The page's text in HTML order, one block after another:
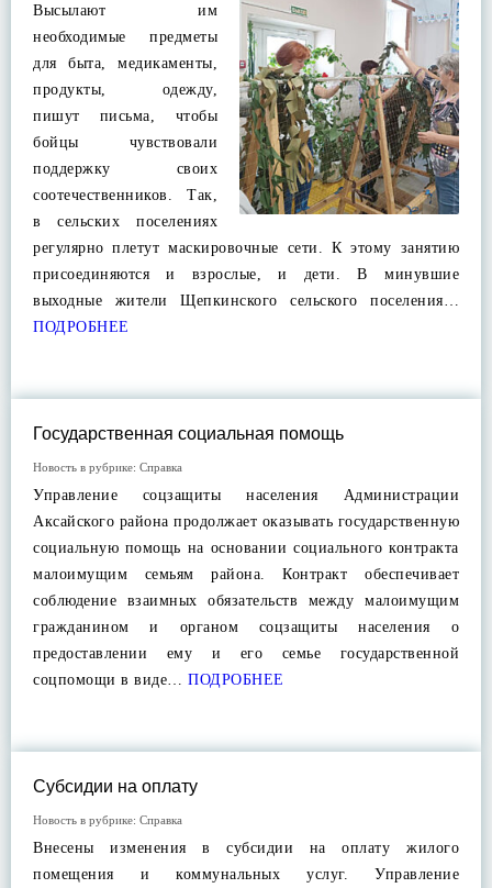
Высылают им
необходимые предметы
для быта, медикаменты,
продукты, одежду,
пишут письма, чтобы
бойцы чувствовали
поддержку своих
соотечественников. Так,
в сельских поселениях
регулярно плетут маскировочные сети. К этому занятию
присоединяются и взрослые, и дети. В минувшие
выходные жители Щепкинского сельского поселения…
ПОДРОБНЕЕ
Государственная социальная помощь
Новость в рубрике: Справка
Управление соцзащиты населения Администрации
Аксайского района продолжает оказывать государственную
социальную помощь на основании социального контракта
малоимущим семьям района. Контракт обеспечивает
соблюдение взаимных обязательств между малоимущим
гражданином и органом соцзащиты населения о
предоставлении ему и его семье государственной
соцпомощи в виде… ПОДРОБНЕЕ
Субсидии на оплату
Новость в рубрике: Справка
Внесены изменения в субсидии на оплату жилого
помещения и коммунальных услуг. Управление